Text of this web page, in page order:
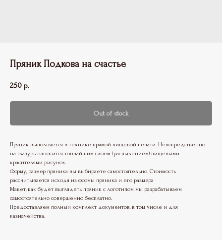
Пряник Подкова на счастье
250 р.
Out of stock
Пряник выполняется в технике прямой пищевой печати. Непосредственно
на глазурь наносится тончайшим слоем (распылением) пищевыми
красителями рисунок.
Форму, размер пряника вы выбираете самостоятельно. Стоимость
рассчитывается исходя из формы пряника и его размера
Макет, как будет выглядеть пряник с логотипом мы разрабатываем
самостоятельно совершенно бесплатно.
Предоставляем полный комплект документов, в том числе и для
казначейства.